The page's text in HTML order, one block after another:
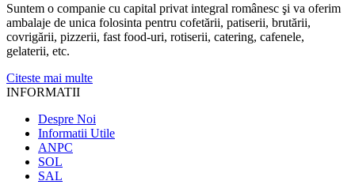
Suntem o companie cu capital privat integral românesc şi va oferim
ambalaje de unica folosinta pentru cofetării, patiserii, brutării,
covrigării, pizzerii, fast food-uri, rotiserii, catering, cafenele,
gelaterii, etc.
Citeste mai multe
INFORMATII
Despre Noi
Informatii Utile
ANPC
SOL
SAL